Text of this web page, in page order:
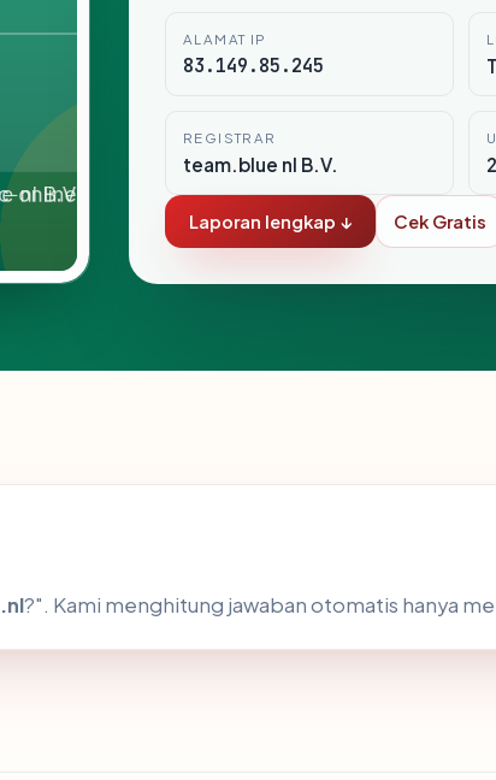
ALAMAT IP
83.149.85.245
REGISTRAR
team.blue nl B.V.
Laporan lengkap ↓ Cek Gratis
?". Kami menghitung jawaban otomatis hanya